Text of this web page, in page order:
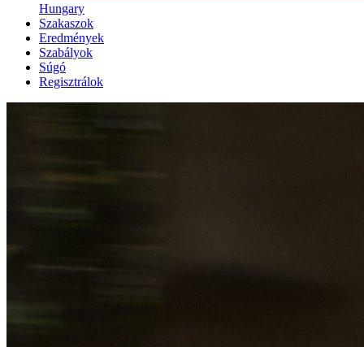
Hungary
Szakaszok
Eredmények
Szabályok
Súgó
Regisztrálok